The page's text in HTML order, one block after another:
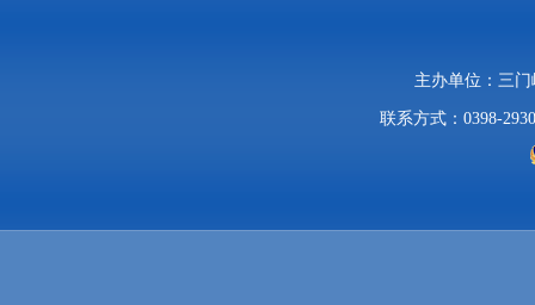
主办单位：三
联系方式：0398-